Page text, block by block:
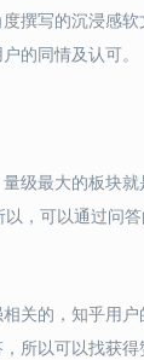
撰写的沉浸感
的同情及认可。
级最大的板块
，可以通过问
关的，知乎用
所以可以找获得